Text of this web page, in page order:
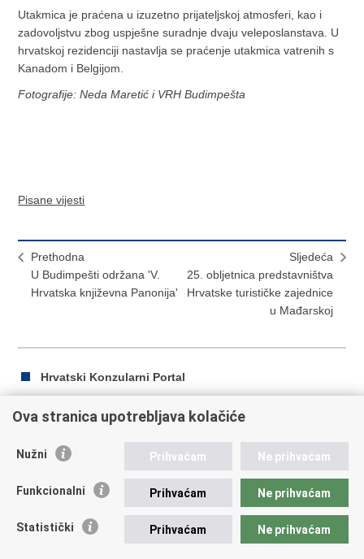
Utakmica je praćena u izuzetno prijateljskoj atmosferi, kao i
zadovoljstvu zbog uspješne suradnje dvaju veleposlanstava. U
hrvatskoj rezidenciji nastavlja se praćenje utakmica vatrenih s
Kanadom i Belgijom.
Fotografije: Neda Maretić i VRH Budimpešta
Pisane vijesti
Prethodna
U Budimpešti održana 'V.
Hrvatska književna Panonija'
Sljedeća
25. obljetnica predstavništva
Hrvatske turističke zajednice
u Mađarskoj
Hrvatski Konzularni Portal
Ispiši
Podijeli
Facebooku
Twitteru
Republika Hrvatska
Trg N.Š. Zrinskog 7-8, 10000 Zagreb
Ova stranica upotrebljava kolačiće
Nužni Prihvaćam Ne prihvaćam
Funkcionalni Prihvaćam Ne prihvaćam
Statistički Prihvaćam Ne prihvaćam